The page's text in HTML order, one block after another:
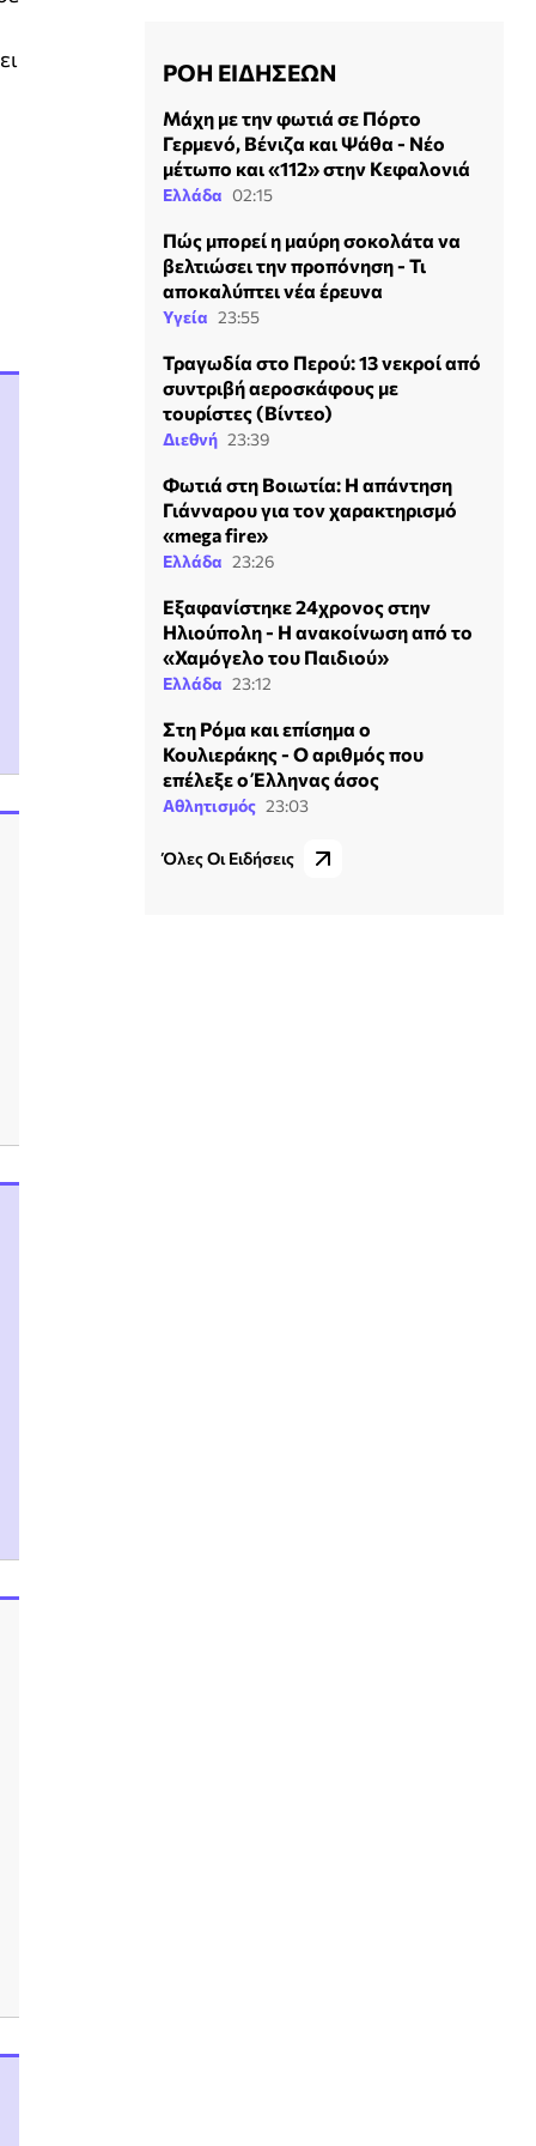
ΡΟΗ ΕΙΔΗΣΕΩΝ
Μάχη με την φωτιά σε Πόρτο
Γερμενό, Βένιζα και Ψάθα - Νέο
μέτωπο και «112» στην Κεφαλονιά
Ελλάδα 02:15
Πώς μπορεί η μαύρη σοκολάτα να
βελτιώσει την προπόνηση - Τι
αποκαλύπτει νέα έρευνα
Υγεία 23:55
Τραγωδία στο Περού: 13 νεκροί από
συντριβή αεροσκάφους με
τουρίστες (Βίντεο)
Διεθνή 23:39
Φωτιά στη Βοιωτία: Η απάντηση
Γιάνναρου για τον χαρακτηρισμό
«mega fire»
Ελλάδα 23:26
Εξαφανίστηκε 24χρονος στην
Ηλιούπολη - Η ανακοίνωση από το
«Χαμόγελο του Παιδιού»
Ελλάδα 23:12
Στη Ρόμα και επίσημα ο
Κουλιεράκης - Ο αριθμός που
επέλεξε ο Έλληνας άσος
Αθλητισμός 23:03
Όλες Οι Ειδήσεις